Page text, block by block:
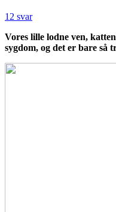
12 svar
Vores lille lodne ven,
sygdom, og det er bare så